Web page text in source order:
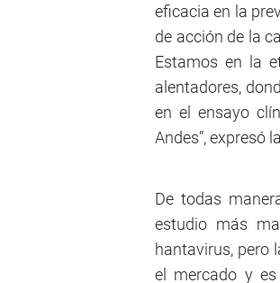
eficacia en la
de acción de la
Estamos en la
alentadores,
en el ensayo
Andes”, expresó
De todas
estudio más
hantavirus, pero
el mercado y